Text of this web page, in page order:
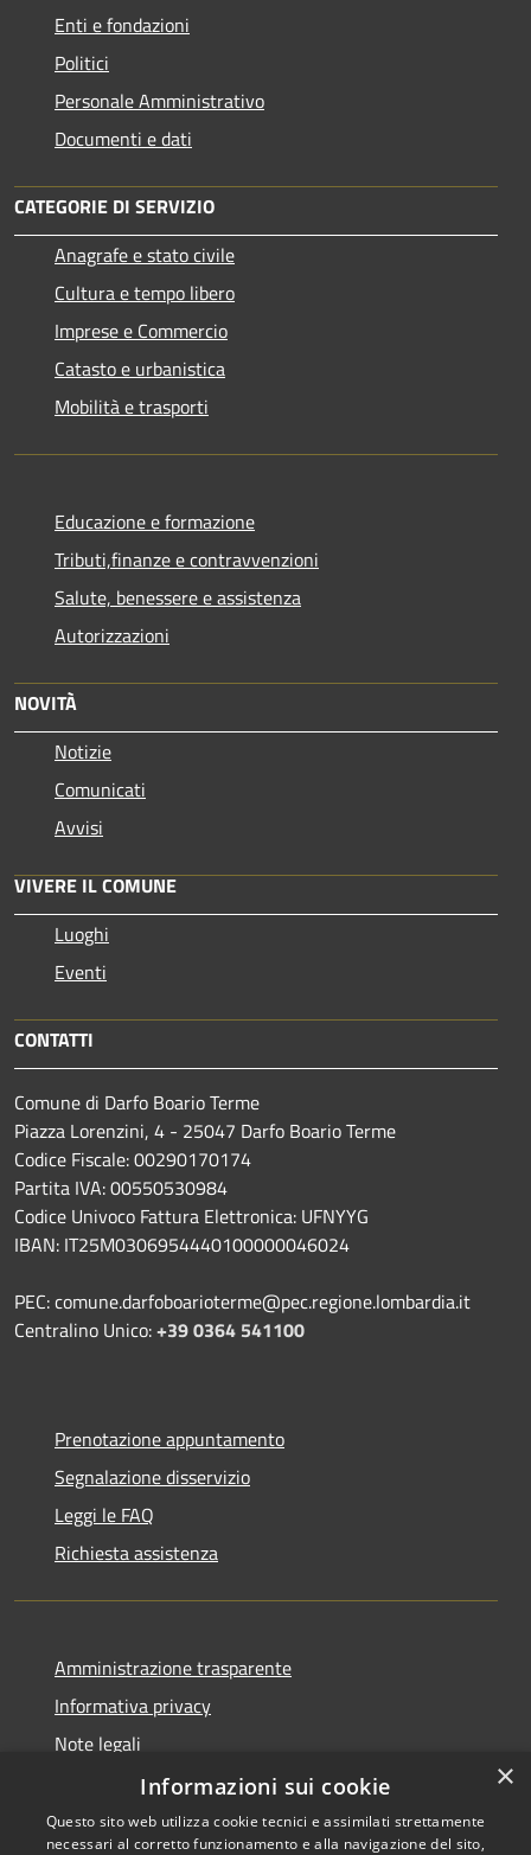
Enti e fondazioni
Politici
Personale Amministrativo
Documenti e dati
CATEGORIE DI SERVIZIO
Anagrafe e stato civile
Cultura e tempo libero
Imprese e Commercio
Catasto e urbanistica
Mobilità e trasporti
Educazione e formazione
Tributi,finanze e contravvenzioni
Salute, benessere e assistenza
Autorizzazioni
NOVITÀ
Notizie
Comunicati
Avvisi
VIVERE IL COMUNE
Luoghi
Eventi
CONTATTI
Comune di Darfo Boario Terme
Piazza Lorenzini, 4 - 25047 Darfo Boario Terme
Codice Fiscale: 00290170174
Partita IVA: 00550530984
Codice Univoco Fattura Elettronica: UFNYYG
IBAN: IT25M0306954440100000046024
PEC: comune.darfoboarioterme@pec.regione.lombardia.it
Centralino Unico:+39 0364 541100
Prenotazione appuntamento
Segnalazione disservizio
Leggi le FAQ
Richiesta assistenza
Amministrazione trasparente
Informativa privacy
Note legali
Dichiarazione di accessibilità
×
Informazioni sui cookie
Questo sito web utilizza cookie tecnici e assimilati strettamente
necessari al corretto funzionamento e alla navigazione del sito,